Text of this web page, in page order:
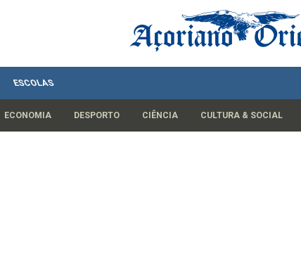
ESCOLAS
ECONOMIA DESPORTO CIÊNCIA CULTURA & SOCIAL